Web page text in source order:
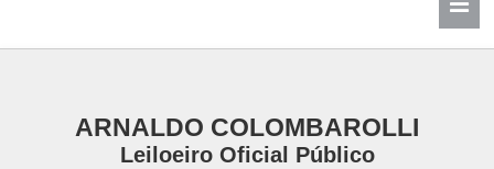
ARNALDO COLOMBAROLLI
Leiloeiro Oficial Público